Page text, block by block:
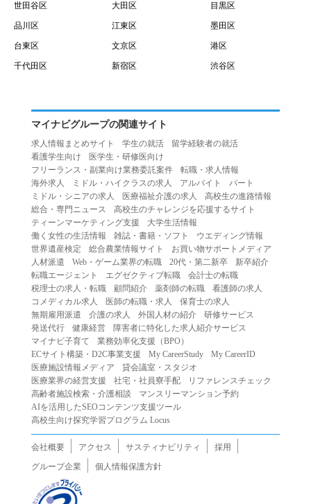
１２.「キャンセル」とは、賃貸借契約締結後から契約期間
開始日前までに、利用者が賃貸借契約を解除することを意
味します。
１３.「中途解約」とは、賃貸借契約期間の途中で、利用者
１.利用者は、本サービスを利用する上で次の各号に定める
とします。
（１）重複、虚偽の情報、または自己以外の情報を登録す
る行為
（２）第三者になりすまして本サービスを利用する行為
（３）当社または第三者の著作権等の知的財産権、プライ
バシー、その他の権利を侵害する行為
（４）当社または第三者を誹謗中傷する行為
（５）当社または第三者に不利益を与える行為
（６）営利を目的とした行為
（７）政治・選挙・宗教活動またはそれらに類する行為
（８）本サービスの運営を妨害する行為
（９）法令違反、犯罪行為、または公序良俗に反する行為
（１０）暴力的な要求行為、または法的な責任を超えた不
当な要求行為
（１１）その他当社が不適切であると判断する行為
２.当社は、前項の定めに該当する行為を行った利用者に対
の提供を停止または中断することができるものとします。
第５条（免責）
１.当社は、本サービスの利用（これらに伴う当社または第
三者の情報提供行為等を含みます）により、利用者に生じ
世田谷区 大田区 目黒区
品川区 江東区 墨田区
台東区 文京区 港区
千代田区 新宿区 渋谷区
マイナビグループの関連サイト
求人情報まとめサイト 学生の就活
留学経験者の就活
看護学生向け
医学生・研修医向け
フリーランス・副業向け業務委託案件
転職・求人情報
海外求人
ミドル・ハイクラスの求人 アルバイト
パート
ミドル・シニアの求人
医療福祉介護の求人
高校生の進路情報
総合・専門ニュース
高校生のチャレンジを応援するサイト
ティーンマーケティング支援
大学生活情報
働く女性の生活情報
雑誌・書籍・ソフト
ウエディング情報
世界遺産検定
総合農業情報サイト
お買い物サポートメディア
人材派遣
Web・ゲーム業界の転職 20代・第二新卒
新卒紹介
転職エージェント
エグゼクティブ転職
会計士の転職
税理士の求人・転職
顧問紹介 薬剤師の転職
看護師の求人
コメディカル求人
医師の転職・求人
保育士の求人
無期雇用派遣
介護の求人 外国人材の紹介
研修サービス
発送代行
健康経営
障害者に特化した求人紹介サービス
マイナビ子育て
業務効率化支援（BPO）
ECサイト構築・D2C事業支援
My CareerStudy
My CareerID
医療施設情報メディア
貸会議室・スタジオ
医療業界の経営支援
社宅・社員寮手配
リファレンスチェック
高齢者施設検索・介護相談
マンスリーマンション予約
AIを活用したSEOコンテンツ支援ツール
高校生向け探究学習プログラム Locus
会社概要 アクセス サスティナビリティ
採用
グループ企業
個人情報保護方針